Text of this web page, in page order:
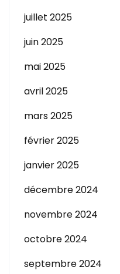
juillet 2025
juin 2025
mai 2025
avril 2025
mars 2025
février 2025
janvier 2025
décembre 2024
novembre 2024
octobre 2024
septembre 2024